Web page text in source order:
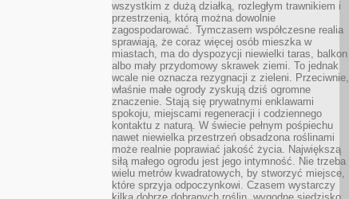
wszystkim z dużą działką, rozległym trawnikiem i
przestrzenią, którą można dowolnie
zagospodarować. Tymczasem współczesne realia
sprawiają, że coraz więcej osób mieszka w
miastach, ma do dyspozycji niewielki taras, balkon
albo mały przydomowy skrawek ziemi. To jednak
wcale nie oznacza rezygnacji z zieleni. Przeciwnie,
właśnie małe ogrody zyskują dziś ogromne
znaczenie. Stają się prywatnymi enklawami
spokoju, miejscami regeneracji i codziennego
kontaktu z naturą. W świecie pełnym pośpiechu
nawet niewielka przestrzeń obsadzona roślinami
może realnie poprawiać jakość życia. Największą
siłą małego ogrodu jest jego intymność. Nie trzeba
wielu metrów kwadratowych, by stworzyć miejsce,
które sprzyja odpoczynkowi. Czasem wystarczy